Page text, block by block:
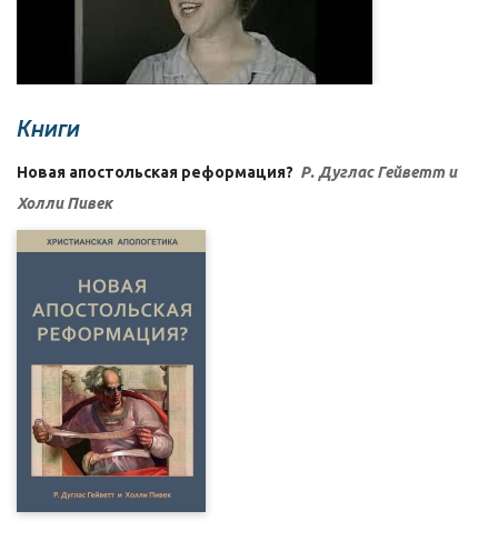
Книги
Новая апостольская реформация? Р. Дуглас Гейветт и
Холли Пивек